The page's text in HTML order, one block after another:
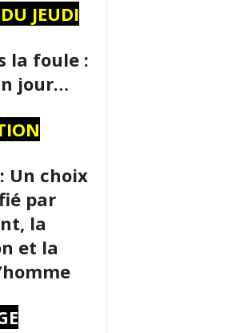
JEUDI
la foule :
jour…
: Un choix
par
la
et la